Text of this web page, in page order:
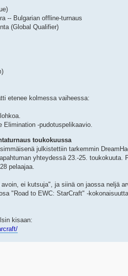
-- Bulgarian offline-turnaus
(Global Qualifier)
etenee kolmessa vaiheessa:
Elimination -pudotuspelikaavio.
toukokuussa
julkistettiin tarkemmin
yhteydessä 23.-25. toukokuuta.
pelaajaa.
ei kutsuja", ja siinä on jaossa neljä
"Road to EWC: StarCraft" -
kisaan: